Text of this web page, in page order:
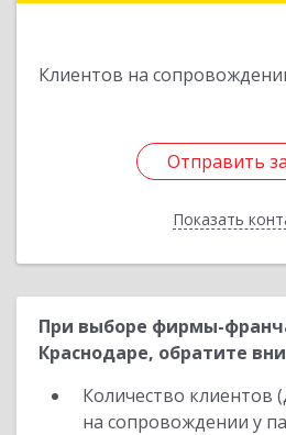
Клиентов на
Отправить
Показать
Отправить
Назад
При выборе фирмы-
Краснодаре, обратите
Количество клиентов
на сопровождении у